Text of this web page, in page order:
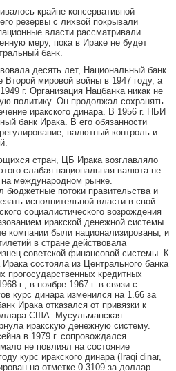
крайне консервативной
резервы с лихвой покрывали
власти рассматривали
меру, пока в Ираке не будет
банк.
десять лет, Национальный банк
мировой войны в 1947 году, а
г. Организация Нацбанка никак не
политику. Он продолжал сохранять
иракского динара. В 1956 г. НБИ
банк Ирака. В его обязанности
валютный контроль и
стран, ЦБ Ирака возглавляло
слабая национальная валюта не
международном рынке.
бюджетные потоки правительства и
исполнительной власти в свой
социалистического возрождения
иракской денежной системы.
компании были национализированы, и
в стране действовала
советской финансовой системы. К
состояла из Центрального банка
прогосударственных кредитных
г., в ноябре 1967 г. в связи с
курс динара изменился на 1.66 за
Ирака отказался от привязки к
США. Мусульманская
иракскую денежную систему.
в 1979 г. сопровождался
не повлиял на состояние
курс иракского динара (Iraqi dinar,
на отметке 0.3109 за доллар